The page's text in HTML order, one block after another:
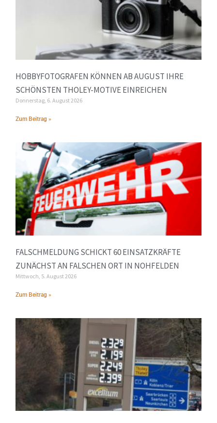
HOBBYFOTOGRAFEN KÖNNEN AB AUGUST IHRE
SCHÖNSTEN THOLEY-MOTIVE EINREICHEN
Donnerstag, 6. August 2026
Zum Beitrag »
FALSCHMELDUNG SCHICKT 60 EINSATZKRÄFTE
ZUNÄCHST AN FALSCHEN ORT IN NOHFELDEN
Mittwoch, 5. August 2026
Zum Beitrag »